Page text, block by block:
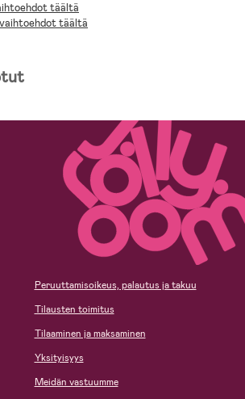
täältä
täältä
Peruuttamisoikeus, palautus ja takuu
Tilausten toimitus
Tilaaminen ja maksaminen
Yksityisyys
Meidän vastuumme